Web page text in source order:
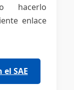
hacerlo
enlace
SAE